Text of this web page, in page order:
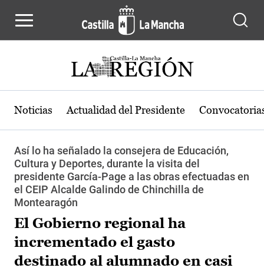
Noticias Actualidad del Presidente
Así lo ha señalado la consejera de Educación,
Cultura y Deportes, durante la visita del
presidente García-Page a las obras efectuadas en
el CEIP Alcalde Galindo de Chinchilla de
Montearagón
El Gobierno regional ha
incrementado el gasto
destinado al alumnado en casi